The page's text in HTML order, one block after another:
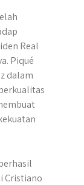
Real
​Piqué
dalam
Cristiano